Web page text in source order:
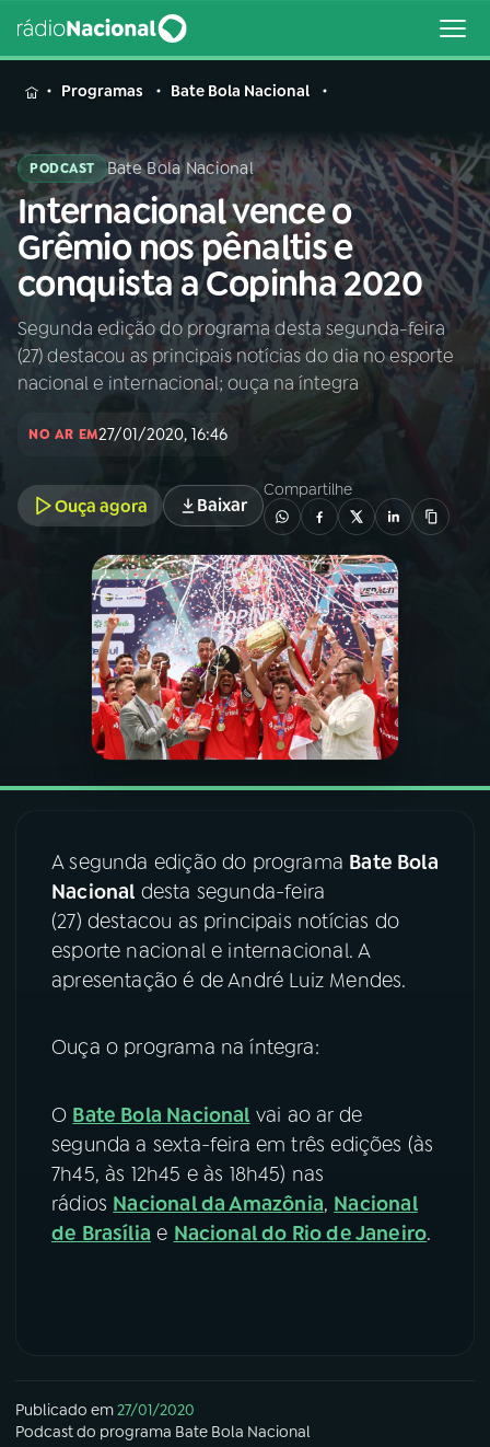
MENU
Buscar
na
Rádio
Nacional
Buscar
AO VIVO
INÍCIO
PROGRAMAS
PODCASTS
VIDEOCASTS
08FESTIVAL DE MÚSICA
ACOMPANHE A RÁDIO NACIONAL
Programas Bate Bola Nacional
PODCAST Bate Bola Nacional
Internacional vence o
Grêmio nos pênaltis e
conquista a Copinha 2020
Segunda edição do programa desta segunda-feira
(27) destacou as principais notícias do dia no esporte
nacional e internacional; ouça na íntegra
NO AR EM27/01/2020, 16:46
Ouça agora Baixar
Compartilhe
A segunda edição do programa Bate Bola
Nacional desta segunda-feira
(27) destacou as principais notícias do
esporte nacional e internacional. A
apresentação é de André Luiz Mendes.
Ouça o programa na íntegra:
O Bate Bola Nacional vai ao ar de
segunda a sexta-feira em três edições (às
7h45, às 12h45 e às 18h45) nas
rádios Nacional da Amazônia, Nacional
de Brasília e Nacional do Rio de Janeiro.
Publicado em27/01/2020
Podcastdo programa Bate Bola Nacional